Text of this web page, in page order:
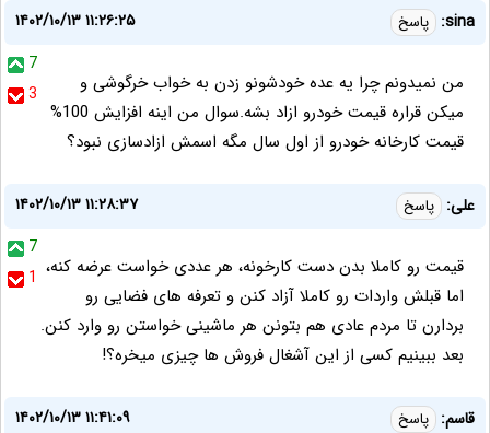
sina: پاسخ
۱۴۰۲/۱۰/۱۳ ۱۱:۲۶:۲۵
7
3
من نمیدونم چرا یه عده خودشونو زدن به خواب خرگوشی و
میکن قراره قیمت خودرو ازاد بشه.سوال من اینه افزایش 100%
قیمت کارخانه خودرو از اول سال مگه اسمش ازادسازی نبود؟
علی: پاسخ
۱۴۰۲/۱۰/۱۳ ۱۱:۲۸:۳۷
7
1 قیمت رو کاملا بدن دست کارخونه، هر عددی خواست عرضه کنه،
اما قبلش واردات رو کاملا آزاد کنن و تعرفه های فضایی رو
بردارن تا مردم عادی هم بتونن هر ماشینی خواستن رو وارد کنن.
بعد ببینیم کسی از این آشغال فروش ها چیزی میخره؟!
قاسم: پاسخ
۱۴۰۲/۱۰/۱۳ ۱۱:۴۱:۰۹